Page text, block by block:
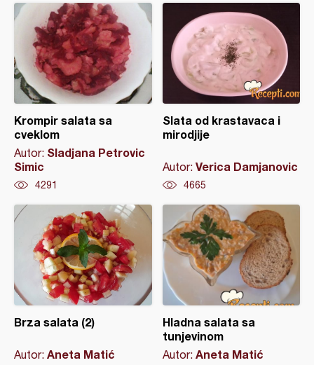
Krompir salata sa
cveklom
Autor: Sladjana Petrovic
Simic
4291
Slata od krastavaca i
mirodjije
Autor: Verica Damjanovic
4665
Brza salata (2)
Autor: Aneta Matić
Hladna salata sa
tunjevinom
Autor: Aneta Matić